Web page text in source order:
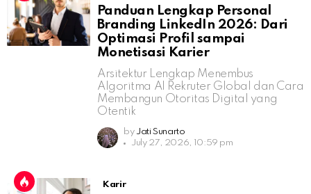
Panduan Lengkap Personal
Branding LinkedIn 2026: Dari
Optimasi Profil sampai
Monetisasi Karier
Arsitektur Lengkap Menembus
Algoritma AI Rekruter Global dan Cara
Membangun Otoritas Digital yang
Otentik
by Jati Sunarto
July 27, 2026, 10:59 pm
Karir